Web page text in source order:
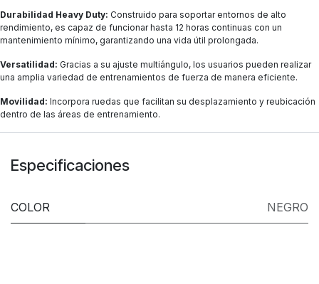
Durabilidad Heavy Duty: Construido para soportar entornos de alto
rendimiento, es capaz de funcionar hasta 12 horas continuas con un
mantenimiento mínimo, garantizando una vida útil prolongada.
Versatilidad: Gracias a su ajuste multiángulo, los usuarios pueden realizar
una amplia variedad de entrenamientos de fuerza de manera eficiente.
Movilidad: Incorpora ruedas que facilitan su desplazamiento y reubicación
dentro de las áreas de entrenamiento.
Especificaciones
COLOR NEGRO